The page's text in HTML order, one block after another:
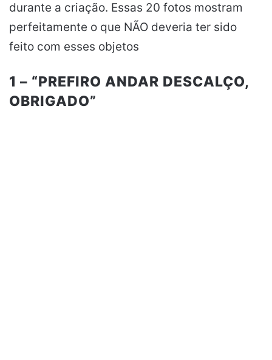
durante a criação. Essas 20 fotos mostram
perfeitamente o que NÃO deveria ter sido
feito com esses objetos
1 – “PREFIRO ANDAR DESCALÇO,
OBRIGADO”